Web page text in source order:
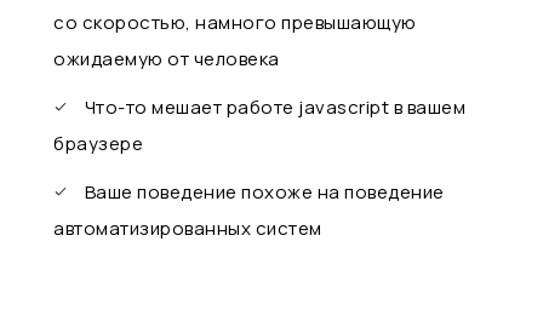
со скоростью, намного превышающую
ожидаемую от человека
Что-то мешает работе javascript в вашем
браузере
Ваше поведение похоже на поведение
автоматизированных систем